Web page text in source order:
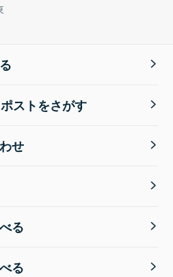
ストをさがす
せ
る
る